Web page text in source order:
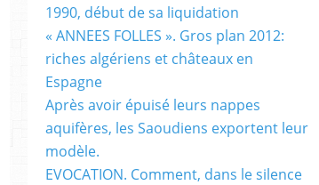
1990, début de sa liquidation
« ANNEES FOLLES ». Gros plan 2012:
riches algériens et châteaux en
Espagne
Après avoir épuisé leurs nappes
aquifères, les Saoudiens exportent leur
modèle.
EVOCATION. Comment, dans le silence